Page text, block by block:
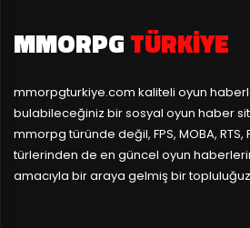
MMORPGTÜRKIYE
mmorpgturkiye.com kaliteli oyun
bulabileceğiniz bir sosyal oyun haber
mmorpg türünde değil, FPS, MOBA, RTS,
türlerinden de en güncel oyun
amacıyla bir araya gelmiş bir